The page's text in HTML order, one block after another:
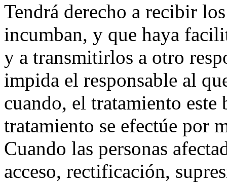
Tendrá derecho a recibir
incumban, y que haya
y a transmitirlos a otro
impida el responsable al
cuando, el tratamiento
tratamiento se efectúe por
Cuando las personas
acceso, rectificación,